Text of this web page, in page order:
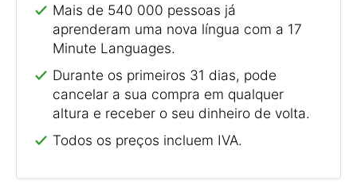
Mais de 540 000 pessoas já
aprenderam uma nova língua com a 17
Minute Languages.
Durante os primeiros 31 dias, pode
cancelar a sua compra em qualquer
altura e receber o seu dinheiro de volta.
Todos os preços incluem IVA.